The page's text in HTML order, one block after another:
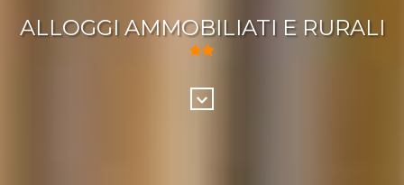
ALLOGGI AMMOBILIATI E RURALI